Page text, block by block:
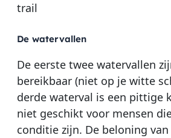
trail
De watervallen
De eerste twee watervallen
bereikbaar (niet op je witte
derde waterval is een pittige
niet geschikt voor mensen
conditie zijn. De beloning